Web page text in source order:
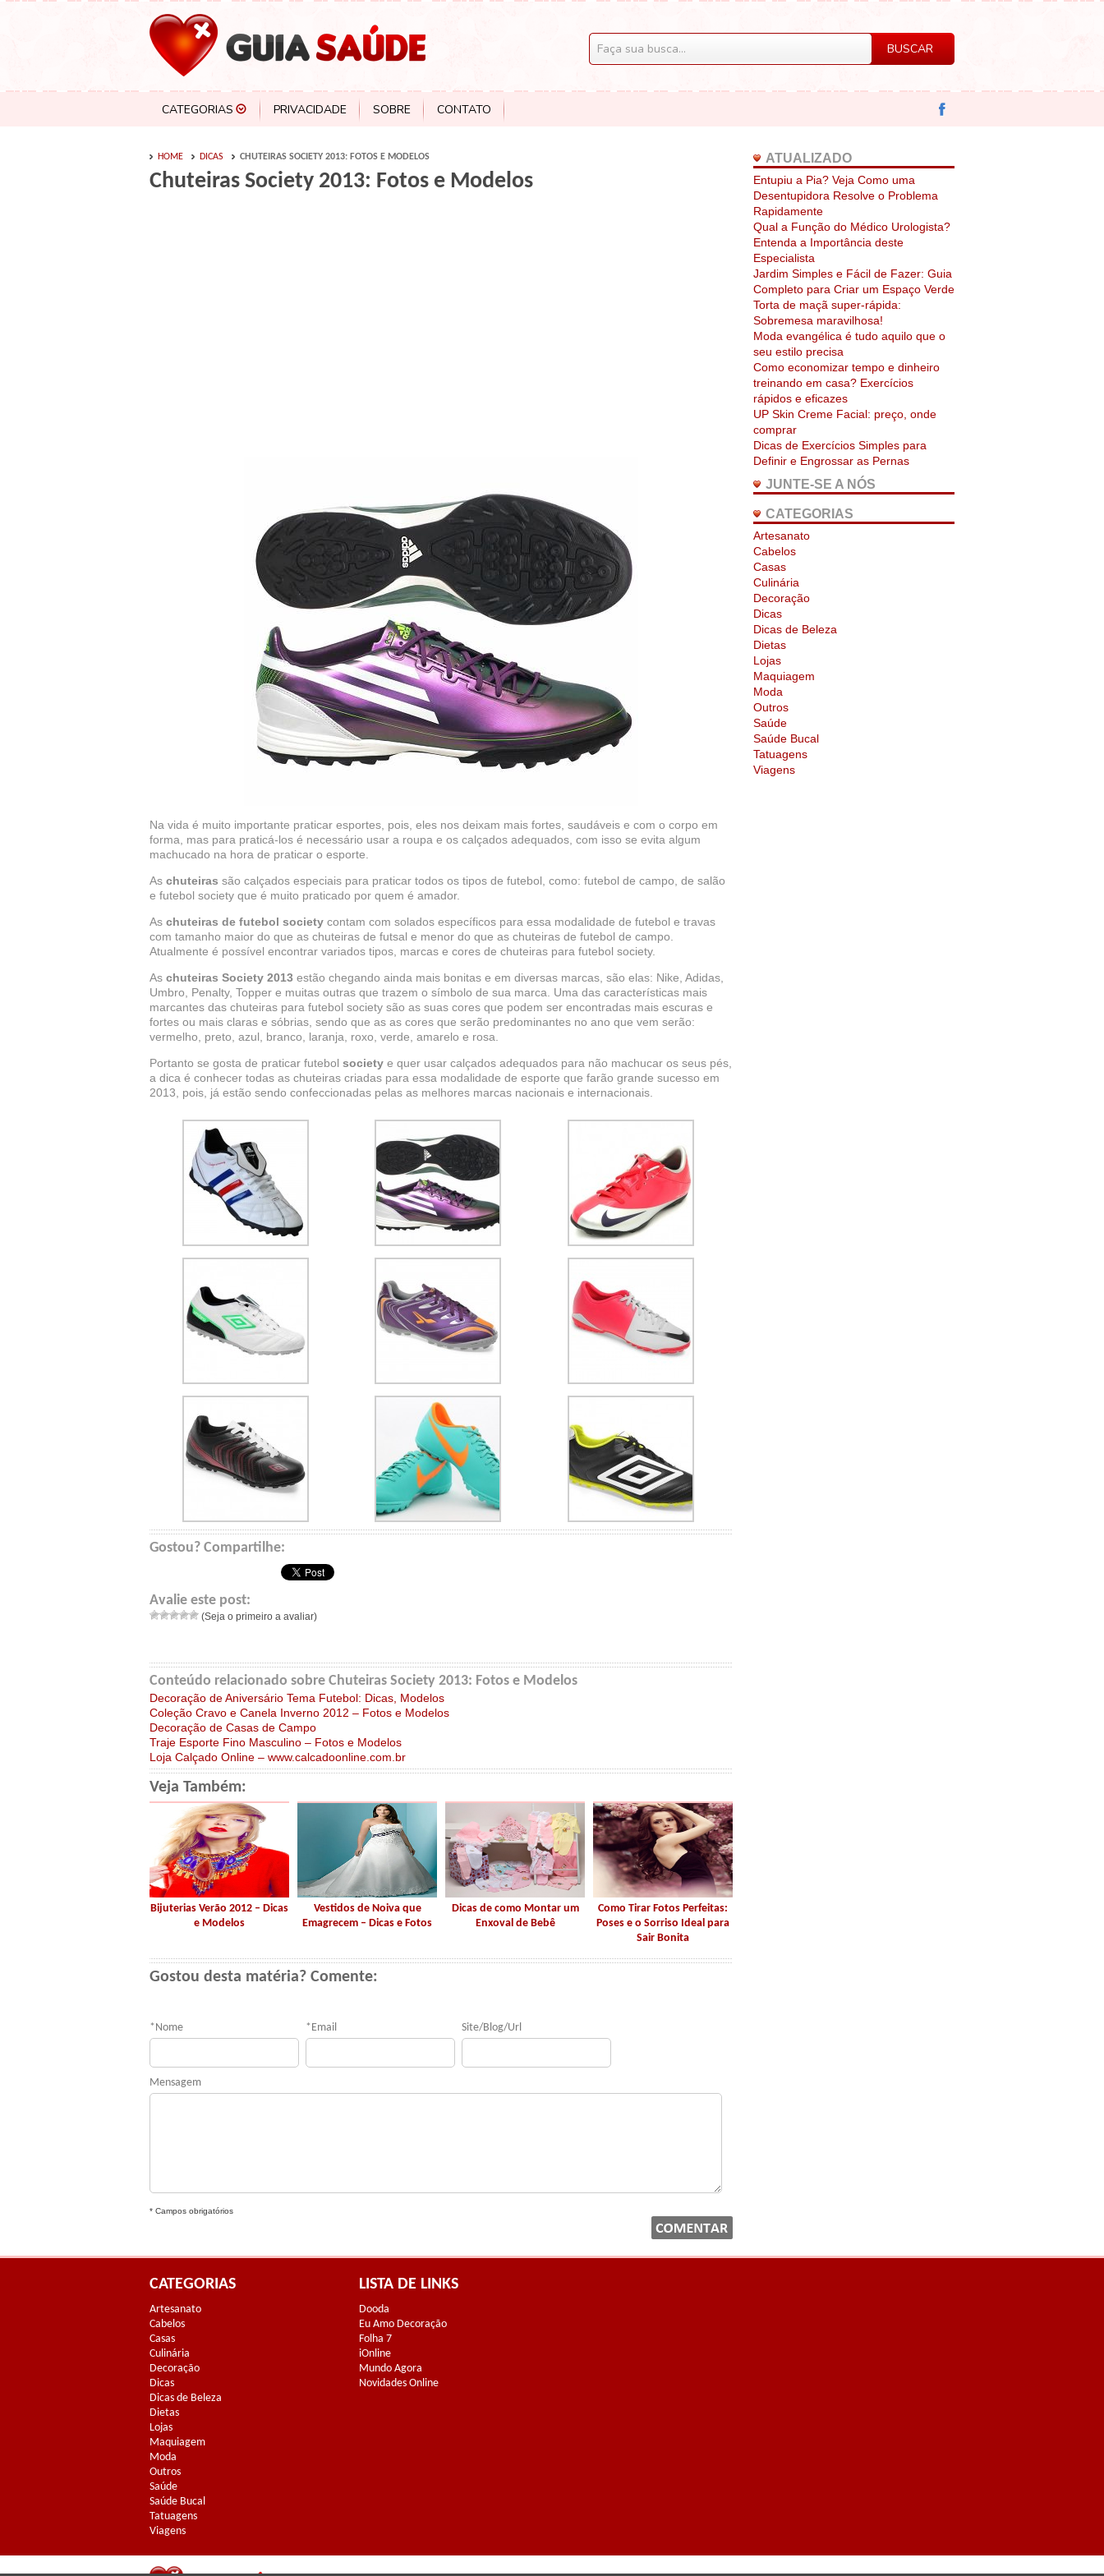
CATEGORIAS PRIVACIDADE SOBRE CONTATO
HOME DICAS CHUTEIRAS SOCIETY 2013: FOTOS E MODELOS
Chuteiras Society 2013: Fotos e Modelos
Na vida é muito importante praticar esportes, pois, eles nos deixam mais fortes, saudáveis e com o corpo em
forma, mas para praticá-los é necessário usar a roupa e os calçados adequados, com isso se evita algum
machucado na hora de praticar o esporte.
As chuteiras são calçados especiais para praticar todos os tipos de futebol, como: futebol de campo, de salão
e futebol society que é muito praticado por quem é amador.
As chuteiras de futebol society contam com solados específicos para essa modalidade de futebol e travas
com tamanho maior do que as chuteiras de futsal e menor do que as chuteiras de futebol de campo.
Atualmente é possível encontrar variados tipos, marcas e cores de chuteiras para futebol society.
As chuteiras Society 2013 estão chegando ainda mais bonitas e em diversas marcas, são elas: Nike, Adidas,
Umbro, Penalty, Topper e muitas outras que trazem o símbolo de sua marca. Uma das características mais
marcantes das chuteiras para futebol society são as suas cores que podem ser encontradas mais escuras e
fortes ou mais claras e sóbrias, sendo que as as cores que serão predominantes no ano que vem serão:
vermelho, preto, azul, branco, laranja, roxo, verde, amarelo e rosa.
Portanto se gosta de praticar futebol society e quer usar calçados adequados para não machucar os seus pés,
a dica é conhecer todas as chuteiras criadas para essa modalidade de esporte que farão grande sucesso em
2013, pois, já estão sendo confeccionadas pelas as melhores marcas nacionais e internacionais.
Gostou? Compartilhe:
Avalie este post:
(Seja o primeiro a avaliar)
Conteúdo relacionado sobre Chuteiras Society 2013: Fotos e Modelos
Decoração de Aniversário Tema Futebol: Dicas, Modelos
Coleção Cravo e Canela Inverno 2012 – Fotos e Modelos
Decoração de Casas de Campo
Traje Esporte Fino Masculino – Fotos e Modelos
Loja Calçado Online – www.calcadoonline.com.br
Veja Também:
Bijuterias Verão 2012 – Dicas
e Modelos
Vestidos de Noiva que
Emagrecem – Dicas e Fotos
Dicas de como Montar um
Enxoval de Bebê
Como Tirar Fotos Perfeitas:
Poses e o Sorriso Ideal para
Sair Bonita
Gostou desta matéria? Comente:
* Nome * Email Site/Blog/Url
Mensagem
* Campos obrigatórios
ATUALIZADO
Entupiu a Pia? Veja Como uma
Desentupidora Resolve o Problema
Rapidamente
Qual a Função do Médico Urologista?
Entenda a Importância deste
Especialista
Jardim Simples e Fácil de Fazer: Guia
Completo para Criar um Espaço Verde
Torta de maçã super-rápida:
Sobremesa maravilhosa!
Moda evangélica é tudo aquilo que o
seu estilo precisa
Como economizar tempo e dinheiro
treinando em casa? Exercícios
rápidos e eficazes
UP Skin Creme Facial: preço, onde
comprar
Dicas de Exercícios Simples para
Definir e Engrossar as Pernas
JUNTE-SE A NÓS
CATEGORIAS
Artesanato
Cabelos
Casas
Culinária
Decoração
Dicas
Dicas de Beleza
Dietas
Lojas
Maquiagem
Moda
Outros
Saúde
Saúde Bucal
Tatuagens
Viagens
CATEGORIAS
Artesanato
Cabelos
Casas
Culinária
Decoração
Dicas
Dicas de Beleza
Dietas
Lojas
Maquiagem
Moda
Outros
Saúde
Saúde Bucal
Tatuagens
Viagens
LISTA DE LINKS
Dooda
Eu Amo Decoração
Folha 7
iOnline
Mundo Agora
Novidades Online